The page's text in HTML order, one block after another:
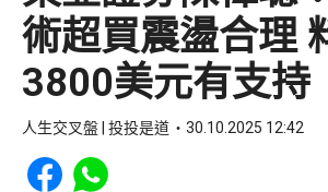
術超買震盪合理
3800美元有支持
人生交叉盤 | 投投是道 30.10.2025 12:42
Share to Facebook
Share to WhatsApp